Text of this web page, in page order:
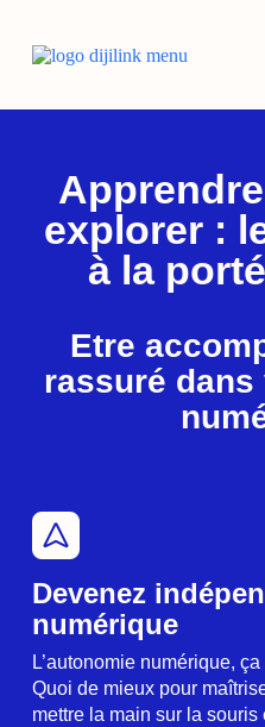
explorer :
à la
Etre
rassuré
Devenez
numérique
L’autonomie numérique,
Quoi de mieux pour
mettre la main sur la